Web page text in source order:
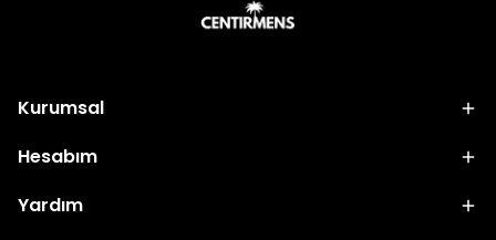
Kurumsal
Hesabım
Yardım